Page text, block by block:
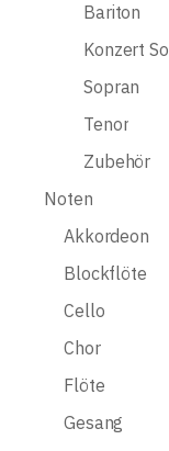
Bariton
Konzert
Sopran
Tenor
Zubehör
Noten
Akkordeon
Blockflöte
Cello
Chor
Flöte
Gesang